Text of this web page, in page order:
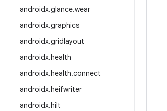
androidx.glance.wear
androidx.graphics
androidx.gridlayout
androidx.health
androidx.health.connect
androidx.heifwriter
androidx.hilt